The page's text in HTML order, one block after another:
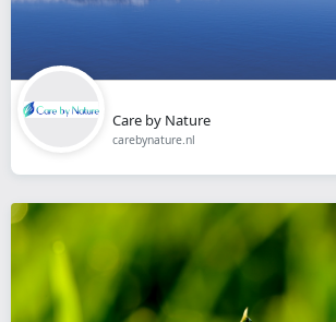
Care by Nature
carebynature.nl